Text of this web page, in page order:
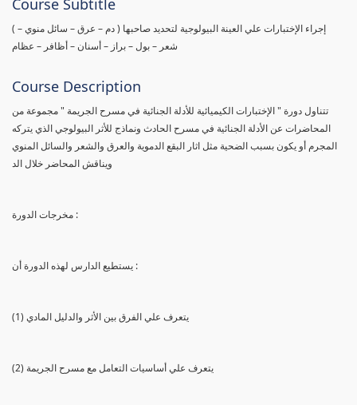
( إجراء الإختبارات علي العينة البيولوجية لتحديد صاحبها ( دم – عرق – سائل منوي –
شعر – بول – براز – أسنان – أظافر – عظام
Course Description
تتناول دورة " الإختبارات الكيميائية للأدلة الجنائية في مسرح الجريمة " مجموعة من
المحاضرات عن الأدلة الجنائية في مسرح الحادث ونماذج للأثر البيولوجي الذي يتركه
المجرم أو يكون بسبب الضحية مثل اثار البقع الدموية والعرق والشعر والسائل المنوي
ويناقش المحاضر خلال الد
مخرجات الدورة :
يستطيع الدارس لهذه الدورة أن :
(1) يتعرف علي الفرق بين الأثر والدليل المادي
(2) يتعرف علي أساسيات التعامل مع مسرح الجريمة